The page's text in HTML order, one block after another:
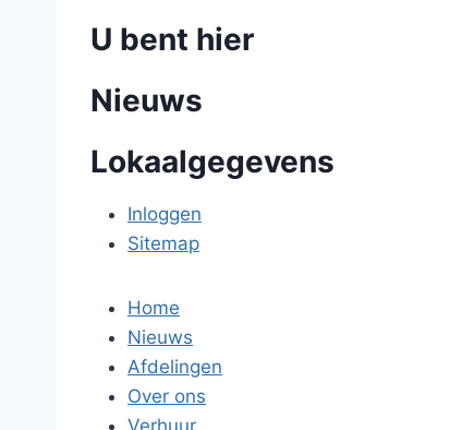
U bent hier
Nieuws
Lokaalgegevens
Inloggen
Sitemap
Home
Nieuws
Afdelingen
Over ons
Verhuur